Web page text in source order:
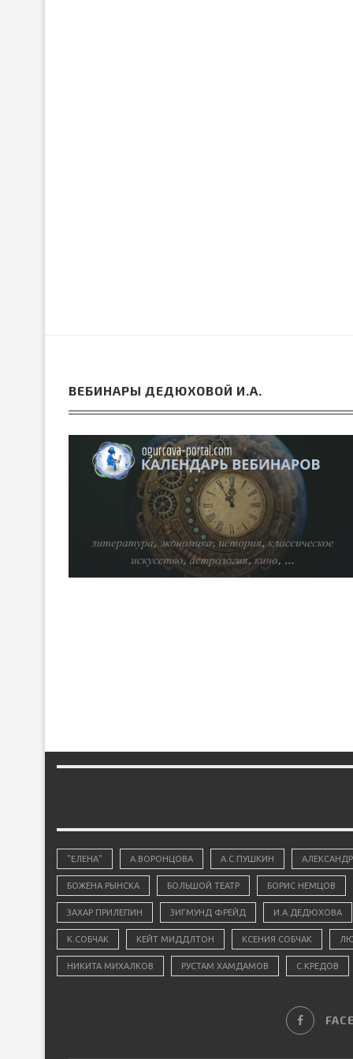
ВЕБИНАРЫ ДЕДЮХОВОЙ И.А.
"ЕЛЕНА" А.ВОРОНЦОВА А.С.ПУШКИН
БОЖЕНА РЫНСКА БОЛЬШОЙ ТЕАТР БОРИС НЕМЦОВ
ЗАХАР ПРИЛЕПИН ЗИГМУНД ФРЕЙД И.А.ДЕДЮХОВА
К.СОБЧАК КЕЙТ МИДДЛТОН КСЕНИЯ СОБЧАК
НИКИТА МИХАЛКОВ РУСТАМ ХАМДАМОВ С.КРЕДОВ